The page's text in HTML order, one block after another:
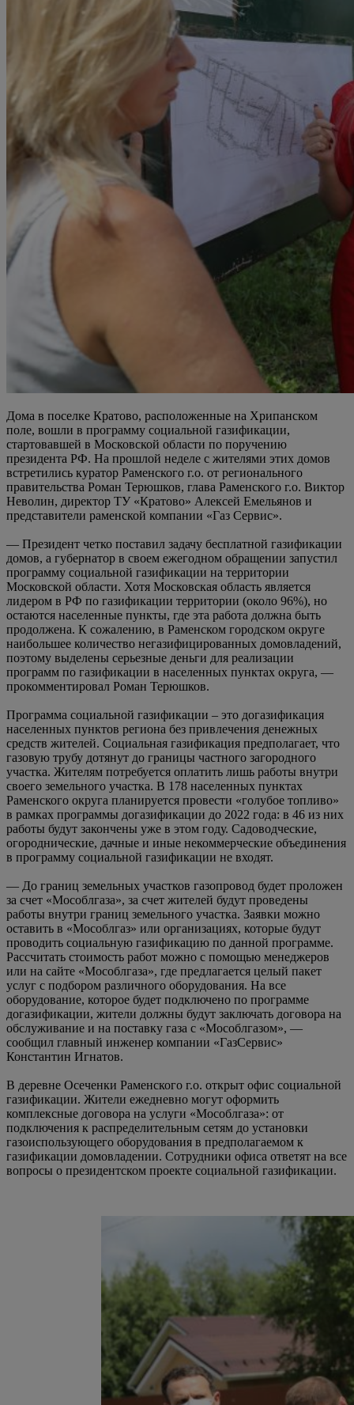
Дома в поселке Кратово, расположенные на Хрипанском
поле, вошли в программу социальной газификации,
стартовавшей в Московской области по поручению
президента РФ. На прошлой неделе с жителями этих домов
встретились куратор Раменского г.о. от регионального
правительства Роман Терюшков, глава Раменского г.о. Виктор
Неволин, директор ТУ «Кратово» Алексей Емельянов и
представители раменской компании «Газ Сервис».
— Президент четко поставил задачу бесплатной газификации
домов, а губернатор в своем ежегодном обращении запустил
программу социальной газификации на территории
Московской области. Хотя Московская область является
лидером в РФ по газификации территории (около 96%), но
остаются населенные пункты, где эта работа должна быть
продолжена. К сожалению, в Раменском городском округе
наибольшее количество негазифицированных домовладений,
поэтому выделены серьезные деньги для реализации
программ по газификации в населенных пунктах округа, —
прокомментировал Роман Терюшков.
Программа социальной газификации – это догазификация
населенных пунктов региона без привлечения денежных
средств жителей. Социальная газификация предполагает, что
газовую трубу дотянут до границы частного загородного
участка. Жителям потребуется оплатить лишь работы внутри
своего земельного участка. В 178 населенных пунктах
Раменского округа планируется провести «голубое топливо»
в рамках программы догазификации до 2022 года: в 46 из них
работы будут закончены уже в этом году. Садоводческие,
огороднические, дачные и иные некоммерческие объединения
в программу социальной газификации не входят.
— До границ земельных участков газопровод будет проложен
за счет «Мособлгаза», за счет жителей будут проведены
работы внутри границ земельного участка. Заявки можно
оставить в «Мособлгаз» или организациях, которые будут
проводить социальную газификацию по данной программе.
Рассчитать стоимость работ можно с помощью менеджеров
или на сайте «Мособлгаза», где предлагается целый пакет
услуг с подбором различного оборудования. На все
оборудование, которое будет подключено по программе
догазификации, жители должны будут заключать договора на
обслуживание и на поставку газа с «Мособлгазом», —
сообщил главный инженер компании «ГазСервис»
Константин Игнатов.
В деревне Осеченки Раменского г.о. открыт офис социальной
газификации. Жители ежедневно могут оформить
комплексные договора на услуги «Мособлгаза»: от
подключения к распределительным сетям до установки
газоиспользующего оборудования в предполагаемом к
газификации домовладении. Сотрудники офиса ответят на все
вопросы о президентском проекте социальной газификации.